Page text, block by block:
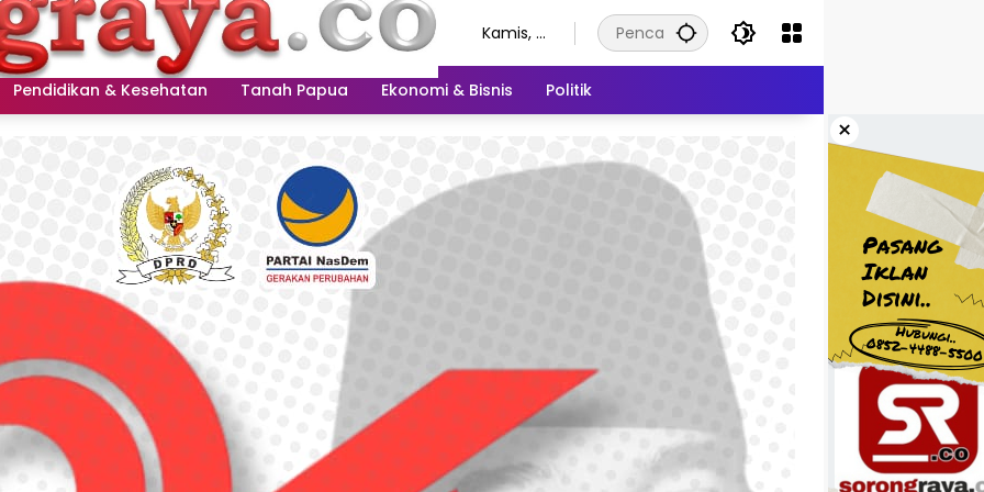
Kamis, 6
2026
Pendidikan & Kesehatan Tanah Papua Ekonomi & Bisnis Politik
×